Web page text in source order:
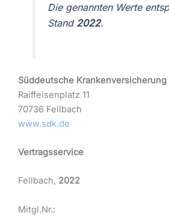
Die genannten Werte
Stand 2022.
Süddeutsche Krankenversicherung
Raiffeisenplatz 11
70736 Fellbach
www.sdk.de
Vertragsservice
Fellbach, 2022
Mitgl.Nr.: